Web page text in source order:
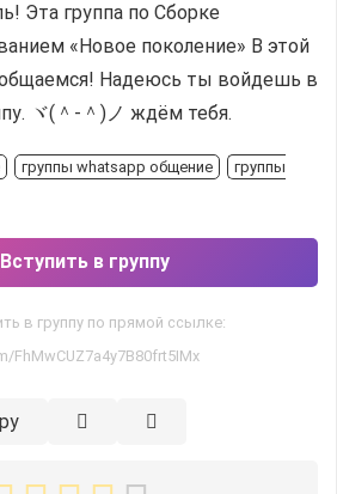
Эта группа по Сборке
«Новое поколение» В этой
Надеюсь ты войдешь в
ヾ(＾-＾)ノ ждём тебя.
группы whatsapp общение
группы
Вступить в группу
в группу по прямой ссылке:
FhMwCUZ7a4y7B80frt5IMx